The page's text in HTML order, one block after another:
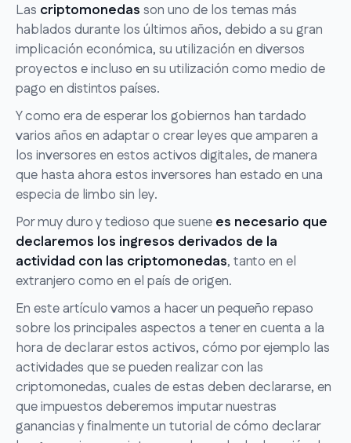
Las criptomonedas son uno de los temas más
hablados durante los últimos años, debido a su gran
implicación económica, su utilización en diversos
proyectos e incluso en su utilización como medio de
pago en distintos países.
Y como era de esperar los gobiernos han tardado
varios años en adaptar o crear leyes que amparen a
los inversores en estos activos digitales, de manera
que hasta ahora estos inversores han estado en una
especia de limbo sin ley.
Por muy duro y tedioso que suene es necesario que
declaremos los ingresos derivados de la
actividad con las criptomonedas, tanto en el
extranjero como en el país de origen.
En este artículo vamos a hacer un pequeño repaso
sobre los principales aspectos a tener en cuenta a la
hora de declarar estos activos, cómo por ejemplo las
actividades que se pueden realizar con las
criptomonedas, cuales de estas deben declararse, en
que impuestos deberemos imputar nuestras
ganancias y finalmente un tutorial de cómo declarar